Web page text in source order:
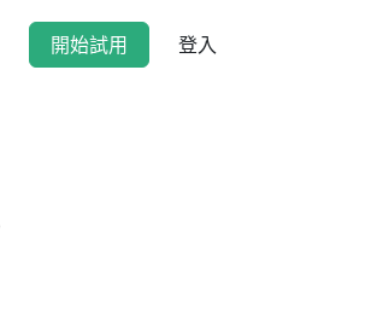
開始試用 登入